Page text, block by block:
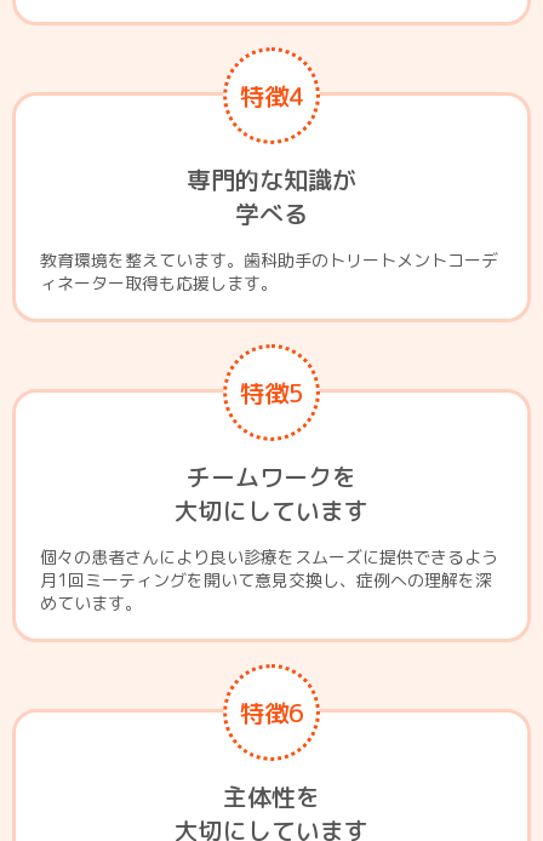
特徴4
専門的な知識が
学べる
教育環境を整えています。歯科助手のトリートメントコーデ
ィネーター取得も応援します。
特徴5
チームワークを
大切にしています
個々の患者さんにより良い診療をスムーズに提供できるよう
月1回ミーティングを開いて意見交換し、症例への理解を深
めています。
特徴6
主体性を
大切にしています